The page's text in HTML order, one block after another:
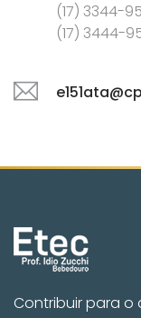
(17) 3344-
(17) 3444-
Contribuir para o